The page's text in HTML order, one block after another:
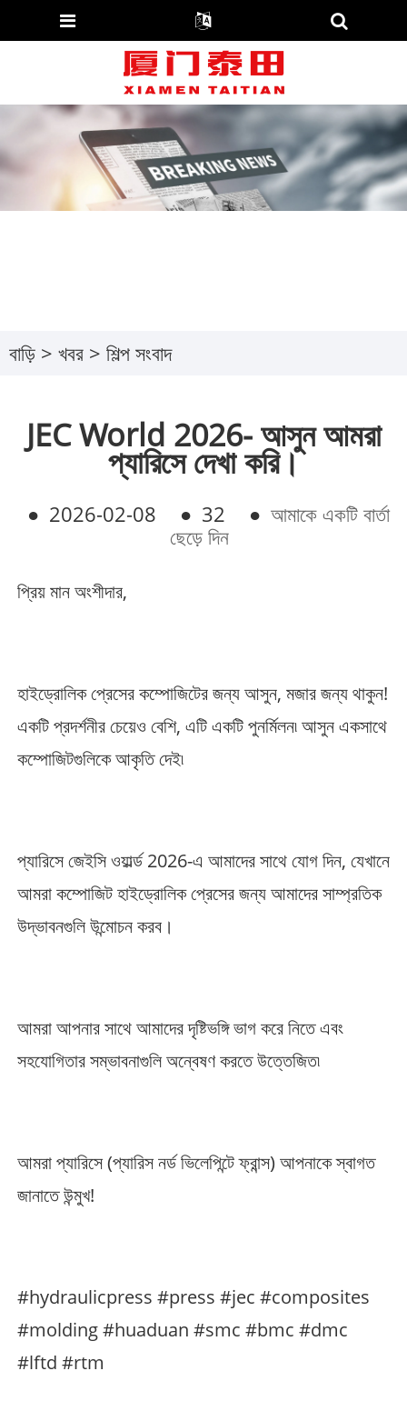
বাড়ি > খবর > শিল্প সংবাদ
JEC World 2026- আসুন আমরা
প্যারিসে দেখা করি।
● 2026-02-08 ● 32 ● আমাকে একটি বার্তা
ছেড়ে দিন
প্রিয় মান অংশীদার,
হাইড্রোলিক প্রেসের কম্পোজিটের জন্য আসুন, মজার জন্য থাকুন!
একটি প্রদর্শনীর চেয়েও বেশি, এটি একটি পুনর্মিলন৷ আসুন একসাথে
কম্পোজিটগুলিকে আকৃতি দেই৷
প্যারিসে জেইসি ওয়ার্ল্ড 2026-এ আমাদের সাথে যোগ দিন, যেখানে
আমরা কম্পোজিট হাইড্রোলিক প্রেসের জন্য আমাদের সাম্প্রতিক
উদ্ভাবনগুলি উন্মোচন করব।
আমরা আপনার সাথে আমাদের দৃষ্টিভঙ্গি ভাগ করে নিতে এবং
সহযোগিতার সম্ভাবনাগুলি অন্বেষণ করতে উত্তেজিত৷
আমরা প্যারিসে (প্যারিস নর্ড ভিলেপিন্টে ফ্রান্স) আপনাকে স্বাগত
জানাতে উন্মুখ!
#hydraulicpress #press #jec #composites
#molding #huaduan #smc #bmc #dmc
#lftd #rtm